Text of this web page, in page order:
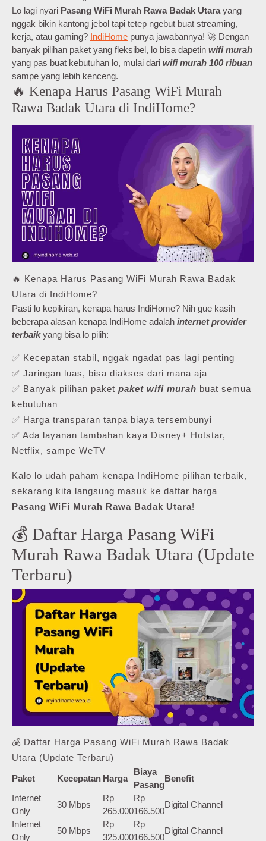
Lo lagi nyari Pasang WiFi Murah Rawa Badak Utarayang
nggak bikin kantong jebol tapi tetep ngebut buat streaming,
kerja, atau gaming? IndiHome punya jawabannya! 🚀 Dengan
banyak pilihan paket yang fleksibel, lo bisa dapetin wifi murah
yang pas buat kebutuhan lo, mulai dari wifi murah 100 ribuan
sampe yang lebih kenceng.
🔥 Kenapa Harus Pasang WiFi Murah
Rawa Badak Utara di IndiHome?
🔥 Kenapa Harus Pasang WiFi Murah Rawa Badak
Utara di IndiHome?
Pasti lo kepikiran, kenapa harus IndiHome? Nih gue kasih
beberapa alasan kenapa IndiHome adalah internet provider
terbaikyang bisa lo pilih:
✅ Kecepatan stabil, nggak ngadat pas lagi penting
✅ Jaringan luas, bisa diakses dari mana aja
✅ Banyak pilihan paket paket wifi murah buat semua
kebutuhan
✅ Harga transparan tanpa biaya tersembunyi
✅ Ada layanan tambahan kaya Disney+ Hotstar,
Netflix, sampe WeTV
Kalo lo udah paham kenapa IndiHome pilihan terbaik,
sekarang kita langsung masuk ke daftar harga
Pasang WiFi Murah Rawa Badak Utara!
💰 Daftar Harga Pasang WiFi
Murah Rawa Badak Utara (Update
Terbaru)
💰 Daftar Harga Pasang WiFi Murah Rawa Badak
Utara (Update Terbaru)
Paket Kecepatan Harga
Biaya
Pasang
Benefit
Internet
Only
30 Mbps
Rp
265.000
Rp
166.500
Digital Channel
Internet
Only
50 Mbps
Rp
325.000
Rp
166.500
Digital Channel